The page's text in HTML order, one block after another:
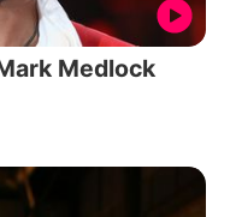
Medlock